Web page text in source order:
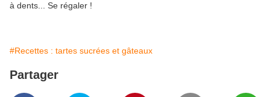
à dents... Se régaler !
#Recettes : tartes sucrées et gâteaux
Partager